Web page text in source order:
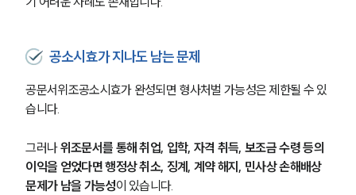
공소시효가 지나도 남는 문제
공문서위조공소시효가 완성되면 형사처벌 가능성은 제한될 수 있
습니다.
그러나 위조문서를 통해 취업, 입학, 자격 취득, 보조금 수령 등의
이익을 얻었다면 행정상 취소, 징계, 계약 해지, 민사상 손해배상
문제가 남을 가능성이 있습니다.